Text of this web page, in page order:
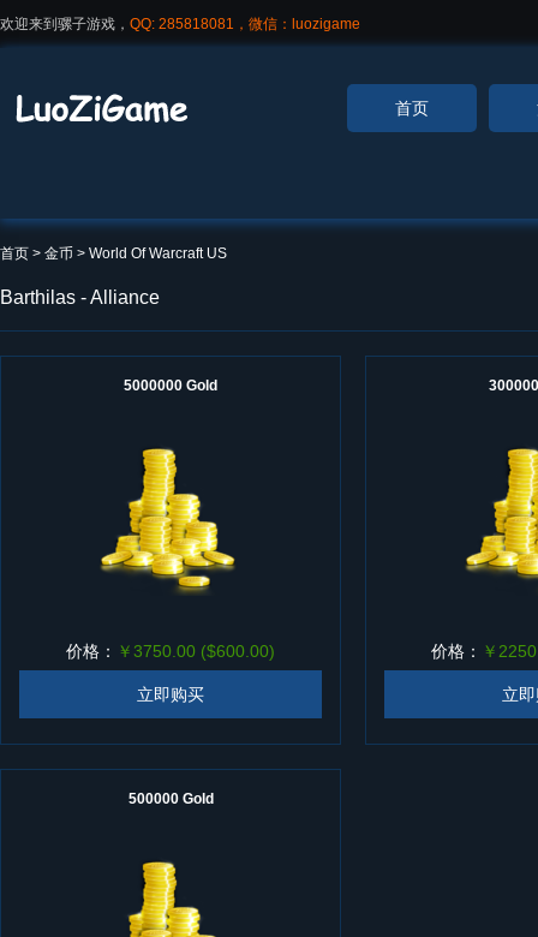
欢迎来到骡子游戏， QQ: 285818081，微信：luozigame
首页
首页 > 金币 > World Of Warcraft US
Barthilas - Alliance
5000000 Gold
价格： ￥3750.00 ($600.00)
立即购买
价格： ￥
立
500000 Gold